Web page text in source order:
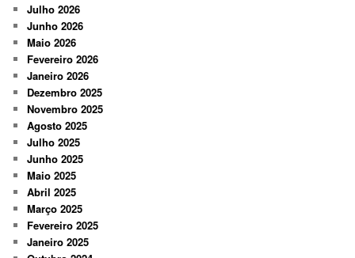
Julho 2026
Junho 2026
Maio 2026
Fevereiro 2026
Janeiro 2026
Dezembro 2025
Novembro 2025
Agosto 2025
Julho 2025
Junho 2025
Maio 2025
Abril 2025
Março 2025
Fevereiro 2025
Janeiro 2025